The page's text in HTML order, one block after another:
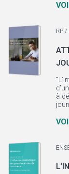
RP /
à